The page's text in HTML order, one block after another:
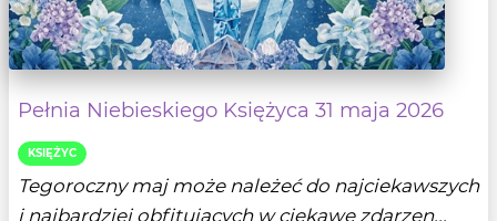
Pełnia Niebieskiego Księżyca 31 maja 2026
KSIĘŻYC
Tegoroczny maj może należeć do najciekawszych
i najbardziej obfitujących w ciekawe zdarzen...